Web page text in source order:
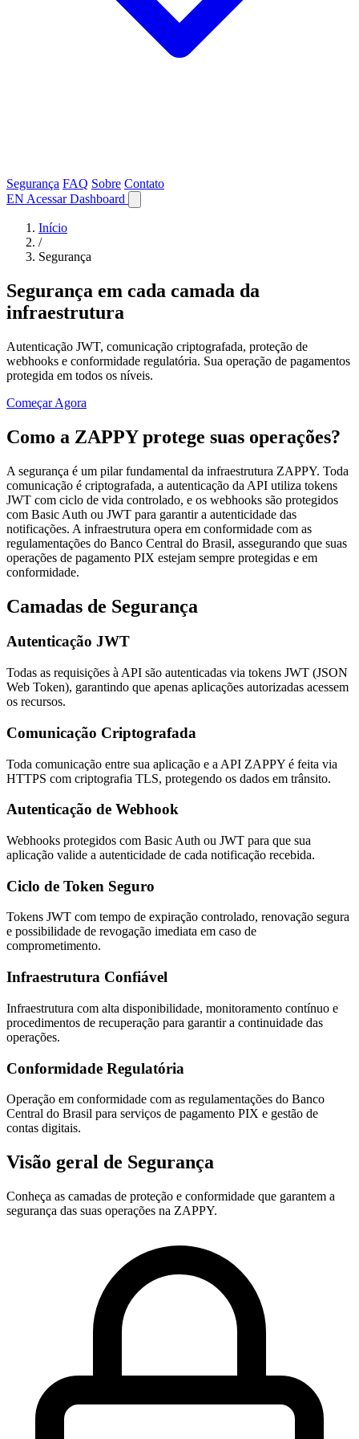
Segurança FAQ Sobre Contato
EN Acessar Dashboard
Início
/
Segurança
Segurança em cada camada da
infraestrutura
Autenticação JWT, comunicação criptografada, proteção de
webhooks e conformidade regulatória. Sua operação de pagamentos
protegida em todos os níveis.
Começar Agora
Como a ZAPPY protege suas operações?
A segurança é um pilar fundamental da infraestrutura ZAPPY. Toda
comunicação é criptografada, a autenticação da API utiliza tokens
JWT com ciclo de vida controlado, e os webhooks são protegidos
com Basic Auth ou JWT para garantir a autenticidade das
notificações. A infraestrutura opera em conformidade com as
regulamentações do Banco Central do Brasil, assegurando que suas
operações de pagamento PIX estejam sempre protegidas e em
conformidade.
Camadas de Segurança
Autenticação JWT
Todas as requisições à API são autenticadas via tokens JWT (JSON
Web Token), garantindo que apenas aplicações autorizadas acessem
os recursos.
Comunicação Criptografada
Toda comunicação entre sua aplicação e a API ZAPPY é feita via
HTTPS com criptografia TLS, protegendo os dados em trânsito.
Autenticação de Webhook
Webhooks protegidos com Basic Auth ou JWT para que sua
aplicação valide a autenticidade de cada notificação recebida.
Ciclo de Token Seguro
Tokens JWT com tempo de expiração controlado, renovação segura
e possibilidade de revogação imediata em caso de
comprometimento.
Infraestrutura Confiável
Infraestrutura com alta disponibilidade, monitoramento contínuo e
procedimentos de recuperação para garantir a continuidade das
operações.
Conformidade Regulatória
Operação em conformidade com as regulamentações do Banco
Central do Brasil para serviços de pagamento PIX e gestão de
contas digitais.
Visão geral de Segurança
Conheça as camadas de proteção e conformidade que garantem a
segurança das suas operações na ZAPPY.